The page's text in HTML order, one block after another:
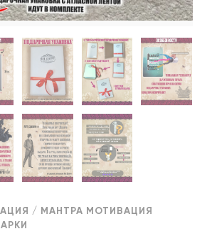
/ МАНТРА МОТИВАЦИЯ